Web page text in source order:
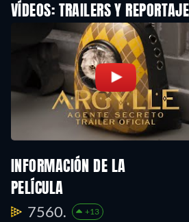
VÍDEOS: TRAILERS Y
INFORMACIÓN DE LA
PELÍCULA
7560. +13